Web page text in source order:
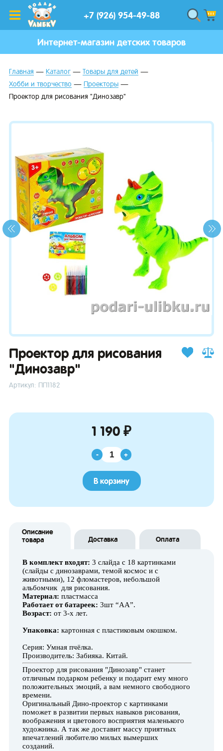
+7 (926) 954-49-88
Интернет-магазин детских товаров
Главная Каталог
Товары для детей
Хобби и творчество
Проекторы
Проектор для рисования "Динозавр"
Проектор для рисования
"Динозавр"
Артикул: ПП1182
1 190 ₽
- +
В корзину
Описание
товара
Доставка Оплата
В комплект входят: 3 слайда с 18 картинками
(слайды с динозаврами, темой космос и с
животными), 12 фломастеров, небольшой
альбомчик для рисования.
Материал: пластмасса
Работает от батареек: 3шт “AA”.
Возраст: от 3-х лет.
Упаковка: картонная с пластиковым окошком.
Серия: Умная пчёлка.
Производитель: Забияка. Китай.
Проектор для рисования "Динозавр" станет
отличным подарком ребенку и подарит ему много
положительных эмоций, а вам немного свободного
времени.
Оригинальный Дино-проектор с картинками
поможет в развитии первых навыков рисования,
воображения и цветового восприятия маленького
художника. А так же доставит массу приятных
впечатлений любителю милых вымерших
созданий.